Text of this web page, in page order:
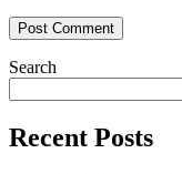
Search
Recent Posts